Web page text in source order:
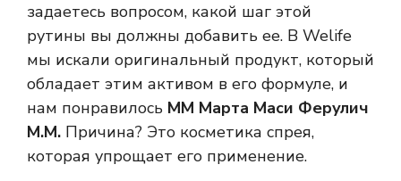
задаетесь вопросом, какой шаг этой
рутины вы должны добавить ее. В Welife
мы искали оригинальный продукт, который
обладает этим активом в его формуле, и
нам понравилось ММ Марта Маси Ферулич
М.М. Причина? Это косметика спрея,
которая упрощает его применение.